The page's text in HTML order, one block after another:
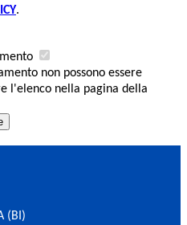
.
non possono essere
l'elenco nella pagina della
(BI)